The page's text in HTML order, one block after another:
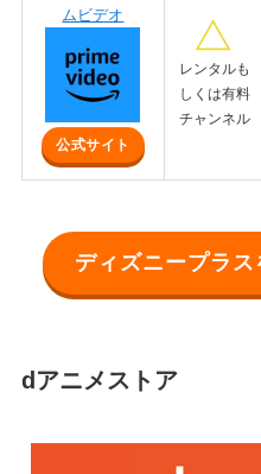
ムビデオ
公式サイト
レンタルも
しくは有料
チャンネル
ディズニープラス
dアニメストア